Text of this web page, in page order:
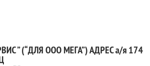
” (“ДЛЯ ООО МЕГА”) АДРЕС а/я 174